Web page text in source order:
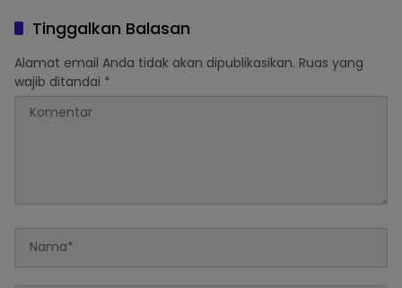
Melaporkannya
Tinggalkan Balasan
Alamat email Anda tidak akan dipublikasikan. Ruas yang
wajib ditandai *